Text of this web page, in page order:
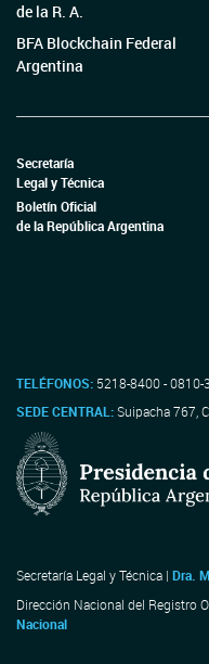
de la R. A.
BFA Blockchain Federal
Argentina
Secretaría
Legal y Técnica
Boletín Oficial
de la República Argentina
TELÉFONOS: 5218-8400 - 0810-
SEDE CENTRAL:Suipacha 767,
Secretaría Legal y Técnica | Dra.
Dirección Nacional del Registro
Nacional